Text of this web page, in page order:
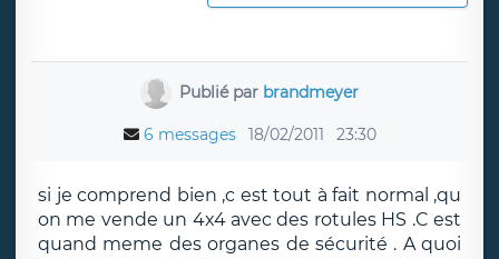
Publié par brandmeyer
6 messages 18/02/2011 23:30
si je comprend bien ,c est tout à fait normal ,qu
on me vende un 4x4 avec des rotules HS .C est
quand meme des organes de sécurité . A quoi